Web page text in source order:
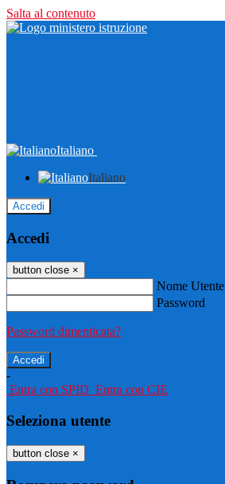
Salta al contenuto
Italiano
Italiano
Accedi
Accedi
button close ×
Nome Utente
Password
Password dimenticata?
-
Entra con SPID Entra con CIE
Seleziona utente
button close ×